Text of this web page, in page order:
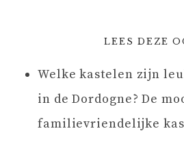
LEES DEZE
Welke kastelen zijn
in de Dordogne? De
familievriendelijke